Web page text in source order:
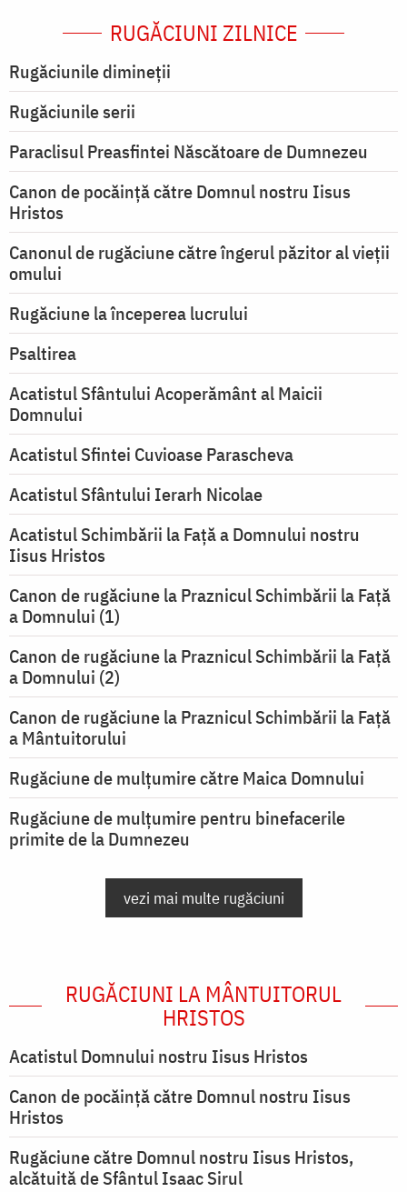
RUGĂCIUNI ZILNICE
Rugăciunile dimineții
Rugăciunile serii
Paraclisul Preasfintei Născătoare de Dumnezeu
Canon de pocăință către Domnul nostru Iisus
Hristos
Canonul de rugăciune către îngerul păzitor al vieții
omului
Rugăciune la începerea lucrului
Psaltirea
Acatistul Sfântului Acoperământ al Maicii
Domnului
Acatistul Sfintei Cuvioase Parascheva
Acatistul Sfântului Ierarh Nicolae
Acatistul Schimbării la Faţă a Domnului nostru
Iisus Hristos
Canon de rugăciune la Praznicul Schimbării la Faţă
a Domnului (1)
Canon de rugăciune la Praznicul Schimbării la Faţă
a Domnului (2)
Canon de rugăciune la Praznicul Schimbării la Față
a Mântuitorului
Rugăciune de mulţumire către Maica Domnului
Rugăciune de mulțumire pentru binefacerile
primite de la Dumnezeu
vezi mai multe rugăciuni
RUGĂCIUNI LA MÂNTUITORUL
HRISTOS
Acatistul Domnului nostru Iisus Hristos
Canon de pocăință către Domnul nostru Iisus
Hristos
Rugăciune către Domnul nostru Iisus Hristos,
alcătuită de Sfântul Isaac Sirul